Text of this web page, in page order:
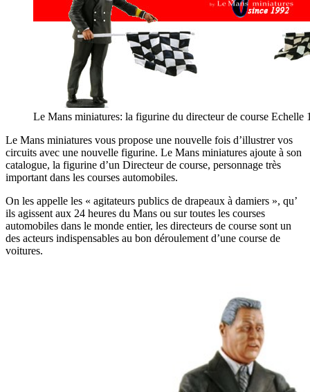
Le Mans miniatures: la figurine du directeur de course Echelle
Le Mans miniatures vous propose une nouvelle fois d’illustrer vos
circuits avec une nouvelle figurine. Le Mans miniatures ajoute à son
catalogue, la figurine d’un Directeur de course, personnage très
important dans les courses automobiles.
On les appelle les « agitateurs publics de drapeaux à damiers », qu’
ils agissent aux 24 heures du Mans ou sur toutes les courses
automobiles dans le monde entier, les directeurs de course sont un
des acteurs indispensables au bon déroulement d’une course de
voitures.